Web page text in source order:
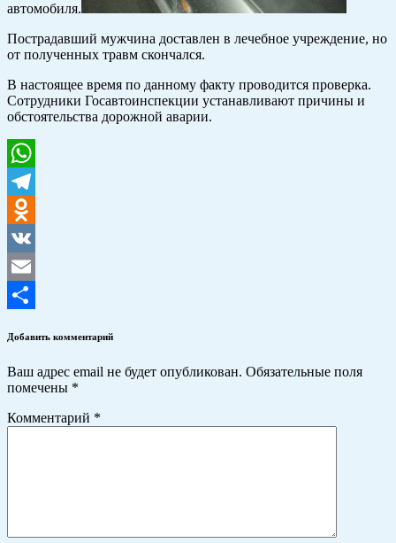
автомобиля.
Пострадавший мужчина доставлен в лечебное учреждение, но
от полученных травм скончался.
В настоящее время по данному факту проводится проверка.
Сотрудники Госавтоинспекции устанавливают причины и
обстоятельства дорожной аварии.
WhatsApp
Telegram
Odnoklassniki
VK
Email
Добавить комментарий
Ваш адрес email не будет опубликован. Обязательные поля
помечены *
Комментарий *